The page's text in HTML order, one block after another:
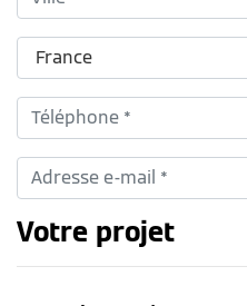
Votre projet